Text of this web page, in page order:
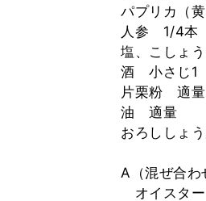
パプリカ（
人参 1/4本
塩、こしょ
酒 小さじ1
片栗粉 適量
油 適量
おろししょ
A（混ぜ合わ
オイスタ